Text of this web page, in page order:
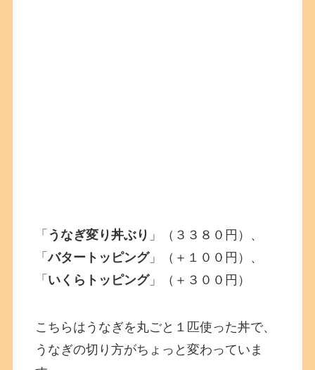
「 うなぎ変り丼ぶり 」（３３８０円）、
「バタートッピング」（＋１００円）、
「 いくらトッピング」（＋３００円）
こちらはうなぎを丸ごと１匹使った丼で、
うなぎの切り方がちょっと変わっていま